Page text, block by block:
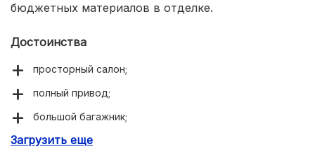
бюджетных материалов в отделке.
Достоинства
просторный салон;
полный привод;
большой багажник;
тяговитый мотор.
Загрузить еще